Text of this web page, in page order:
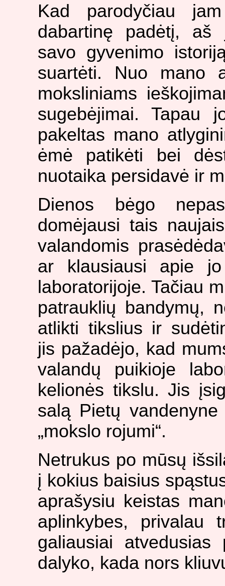
Kad parodyčiau
dabartinę padėtį, aš
savo gyvenimo
suartėti. Nuo mano
moksliniams
sugebėjimai. Tapau
pakeltas mano
ėmė patikėti bei
nuotaika persidavė ir
Dienos bėgo
domėjausi tais
valandomis
ar klausiausi apie
laboratorijoje. Tačiau
patrauklių bandymų,
atlikti tikslius ir
jis pažadėjo, kad
valandų puikioje
kelionės tikslu. Jis
salą Pietų
„mokslo rojumi“.
Netrukus po mūsų
į kokius baisius
aprašysiu keistas
aplinkybes, privalau
galiausiai atvedusias
dalyko, kada nors